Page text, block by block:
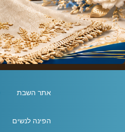
אתר השבת
הפינה לנשים